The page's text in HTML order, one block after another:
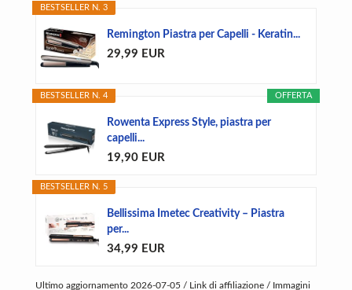
BESTSELLER N. 3
Remington Piastra per Capelli - Keratin...
29,99 EUR
OFFERTA
BESTSELLER N. 4
Rowenta Express Style, piastra per
capelli...
19,90 EUR
BESTSELLER N. 5
Bellissima Imetec Creativity – Piastra
per...
34,99 EUR
Ultimo aggiornamento 2026-07-05 / Link di affiliazione / Immagini